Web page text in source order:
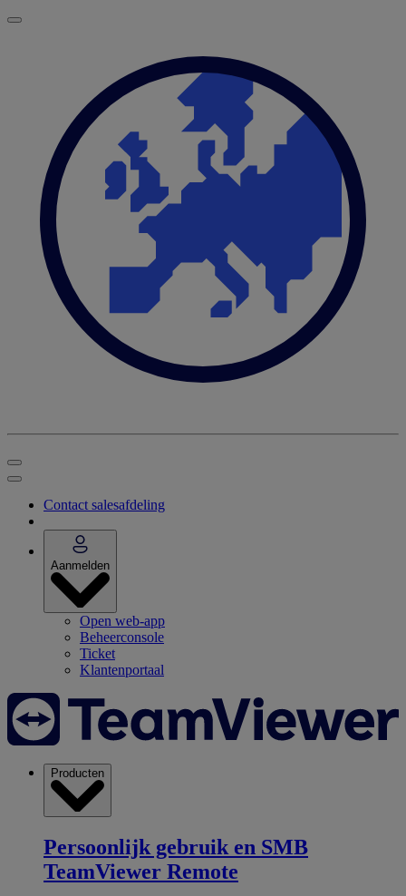
Contact salesafdeling
Aanmelden
Open web-app
Beheerconsole
Ticket
Klantenportaal
Producten
Persoonlijk gebruik en SMB
TeamViewer Remote